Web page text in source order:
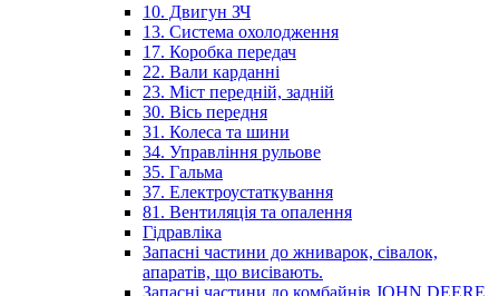
10. Двигун ЗЧ
13. Система охолодження
17. Коробка передач
22. Вали карданні
23. Міст передній, задній
30. Вісь передня
31. Колеса та шини
34. Управління рульове
35. Гальма
37. Електроустаткування
81. Вентиляція та опалення
Гідравліка
Запасні частини до жниварок, сівалок,
апаратів, що висівають.
Запасні частини до комбайнів JOHN DEERE,